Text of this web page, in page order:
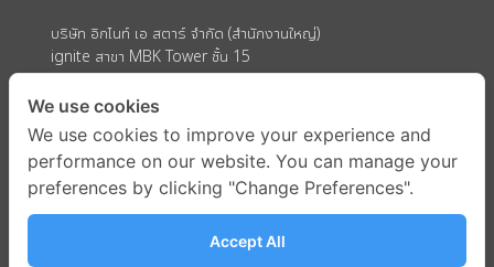
บริษัท อิกไนท์ เอ สตาร์ จำกัด (สำนักงานใหญ่)
ignite สาขา MBK Tower ชั้น 15
ถนนพญาไท แขวงวังใหม่ เขตปทุมวัน กรุงเทพมหานคร 10330
We use cookies
We use cookies to improve your experience and
performance on our website. You can manage your
preferences by clicking "Change Preferences".
Accept All